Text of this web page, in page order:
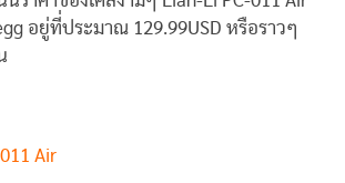
อยู่ที่ประมาณ 129.99USD หรือราวๆ
Air